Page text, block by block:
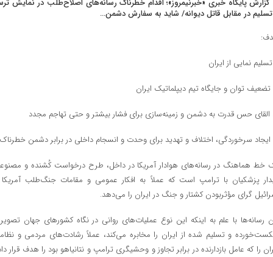
گزارش پایگاه خبری «خبرنیمروز»؛ اقدام خطرناک رسانه‌های اصلاح‌طلب در نمایش
در مقابل قاتل دیوانه/ شاید به سفارش دشمن…
خط هماهنگ در رسانه‌های هوادار آمریکا در داخل، طرح درخواست کُشنده و
پزشکیان با ترامپ است که عملاً به افکار عمومی و مقامات جنگ‌طلب
گرای مؤثربودن کشتار و جنگ در ایران را می‌دهد.
رسانه‌ها با علم به اینکه این نوع عملیات‌های روانی در نگاه کشورهای جهان
و تسلیم شده از ایران را مخابره می‌کند، عملاً رشادت‌های مردمی و
را که عامل بازدارنده در برابر تجاوز و وحشیگری ترامپ و نتانیاهو بود را هدف قرار